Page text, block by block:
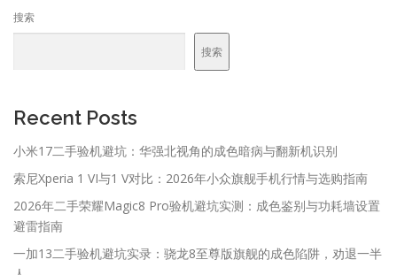
搜索
搜索
Recent Posts
小米17二手验机避坑：华强北视角的成色暗病与翻新机识别
索尼Xperia 1 VI与1 V对比：2026年小众旗舰手机行情与选购指南
2026年二手荣耀Magic8 Pro验机避坑实测：成色鉴别与功耗墙设置
避雷指南
一加13二手验机避坑实录：骁龙8至尊版旗舰的成色陷阱，劝退一半